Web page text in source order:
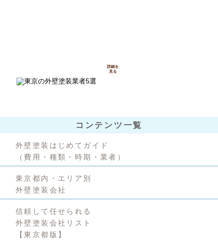
詳細を
見る
コンテンツ一覧
外壁塗装はじめてガイド
（費用・種類・時期・業者）
東京都内・エリア別
外壁塗装会社
信頼して任せられる
外壁塗装会社リスト
【東京都版】